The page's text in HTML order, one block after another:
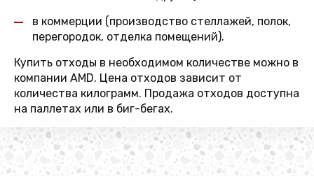
в коммерции (производство стеллажей, полок,
перегородок, отделка помещений).
Купить отходы в необходимом количестве можно в
компании AMD. Цена отходов зависит от
количества килограмм. Продажа отходов доступна
на паллетах или в биг-бегах.